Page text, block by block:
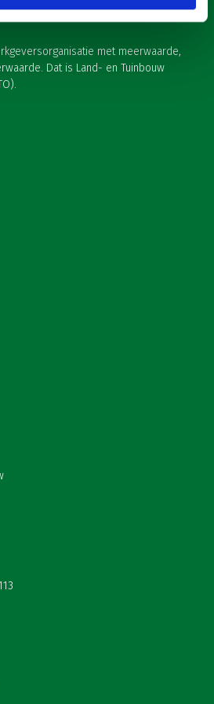
met meerwaarde,
Dat is Land- en Tuinbouw